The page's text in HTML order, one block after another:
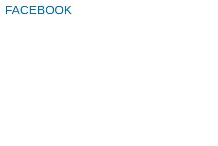
FACEBOOK